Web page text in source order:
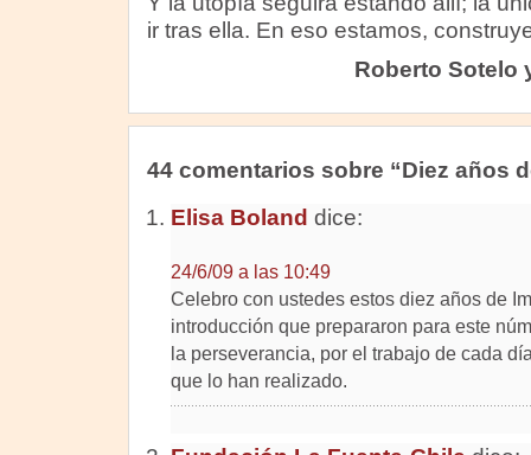
ir tras ella. En eso estamos,
Roberto Sotelo
44 comentarios sobre “Diez años
Elisa Boland dice:
24/6/09 a las 10:49
Celebro con ustedes estos diez años de
introducción que prepararon para este
la perseverancia, por el trabajo de cada
que lo han realizado.